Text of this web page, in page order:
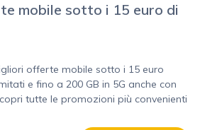
mobile sotto i 15 euro di
offerte mobile sotto i 15 euro
e fino a 200 GB in 5G anche con
tutte le promozioni più convenienti